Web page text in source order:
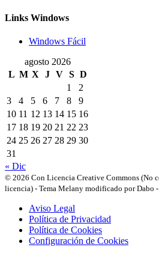
Links Windows
Windows Fácil
agosto 2026
L M X J V S D
1
2
3
4 5 6 7 8
9
10 11 12 13 14 15 16
17 18 19 20 21 22 23
24 25 26 27 28 29 30
31
« Dic
© 2026 Con Licencia Creative Commons (No
licencia) - Tema Melany modificado por Dabo -
Aviso Legal
Política de Privacidad
Política de Cookies
Configuración de Cookies